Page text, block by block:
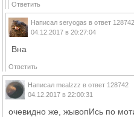
Ответить
Написал seryogas в ответ 128742
04.12.2017 в 20:27:04
Вна
Ответить
Написал mealzzz в ответ 128742
04.12.2017 в 22:00:31
очевидно же, жывопИсь по